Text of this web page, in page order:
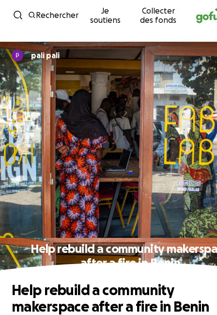
Passer au contenu
Rechercher
Je
soutiens
Collecter
des fonds
pali pali
Help rebuild a community
after a fire in Benin
Help rebuild a community
makerspace after a fire in Benin